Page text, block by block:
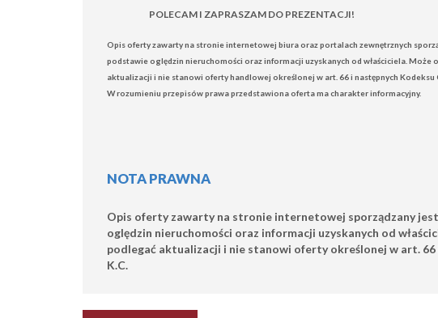
POLECAM I ZAPRASZAM DO PREZENTACJI!
Opis oferty zawarty na stronie internetowej biura oraz portalach zewnętrznych
podstawie oględzin nieruchomości oraz informacji uzyskanych od właściciela. Może
aktualizacji i nie stanowi oferty handlowej określonej w art. 66 i następnych Kodeksu
W rozumieniu przepisów prawa przedstawiona oferta ma charakter informacyjny.
NOTA PRAWNA
Opis oferty zawarty na stronie internetowej sporządzany
oględzin nieruchomości oraz informacji uzyskanych od
podlegać aktualizacji i nie stanowi oferty określonej w art. 66
K.C.